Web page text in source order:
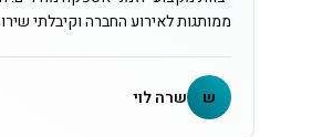
ממותגות לאירוע החברה וקיבלתי
ש שרה לוי